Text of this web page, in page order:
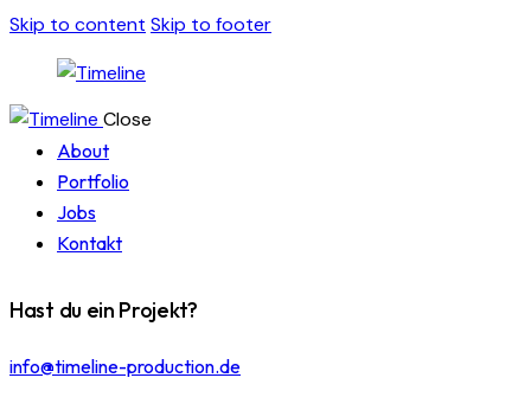
Skip to content Skip to footer
Close
About
Portfolio
Jobs
Kontakt
Hast du ein Projekt?
info@timeline-production.de